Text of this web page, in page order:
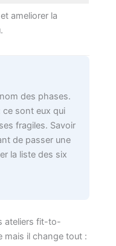
ameliorer la
des phases.
ce sont eux qui
fragiles. Savoir
de passer une
la liste des six
ateliers fit-to-
mais il change tout :